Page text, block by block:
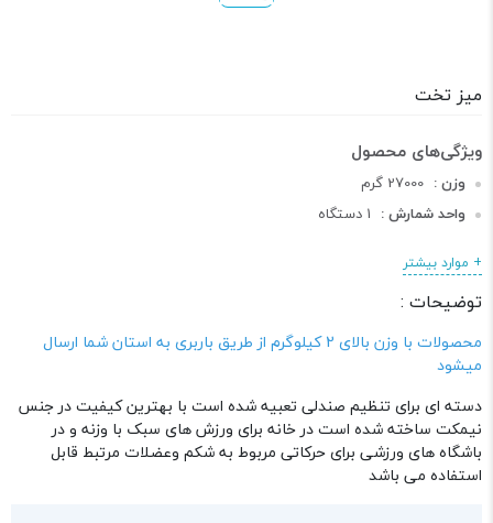
میز تخت
وزن : 27000 گرم
واحد شمارش : 1 دستگاه
عرض : 76 سانتی متر
ارتفاع : 43 سانتی متر
دسته : دستگاه های بدنسازی
+ موارد بیشتر
توضیحات :
محصولات با وزن بالای 2 کیلوگرم از طریق باربری به استان شما ارسال
میشود
دسته ای برای تنظیم صندلی تعبیه شده است با بهترین کیفیت در جنس
نیمکت ساخته شده است در خانه برای ورزش های سبک با وزنه و در
باشگاه های ورزشی برای حرکاتی مربوط به شکم وعضلات مرتبط قابل
استفاده می باشد